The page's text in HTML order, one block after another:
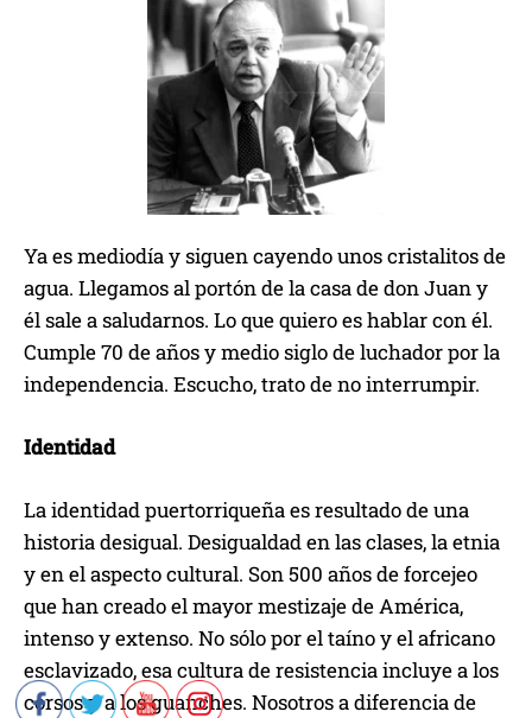
Ya es mediodía y siguen cayendo unos cristalitos de
agua. Llegamos al portón de la casa de don Juan y
él sale a saludarnos. Lo que quiero es hablar con él.
Cumple 70 de años y medio siglo de luchador por la
independencia. Escucho, trato de no interrumpir.
Identidad
La identidad puertorriqueña es resultado de una
historia desigual. Desigualdad en las clases, la etnia
y en el aspecto cultural. Son 500 años de forcejeo
que han creado el mayor mestizaje de América,
intenso y extenso. No sólo por el taíno y el africano
esclavizado, esa cultura de resistencia incluye a los
corsos y a los guanches. Nosotros a diferencia de